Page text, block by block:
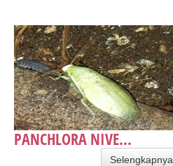
PANCHLORA NIVE...
Selengkapnya